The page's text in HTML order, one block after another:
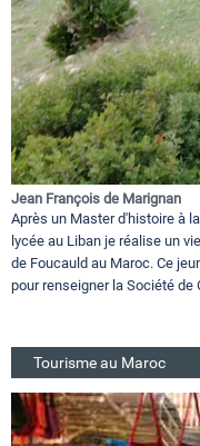
Jean François de Marignan
Après un Master d'histoire à
lycée au Liban je réalise un
de Foucauld au Maroc. Ce
pour renseigner la Société de
Tourisme au Maroc